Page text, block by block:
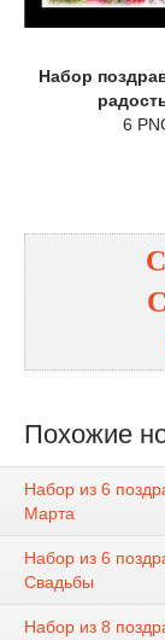
Набор
6
Похожие
Набор из 6
Марта
Набор из 6
Свадьбы
Набор из 8